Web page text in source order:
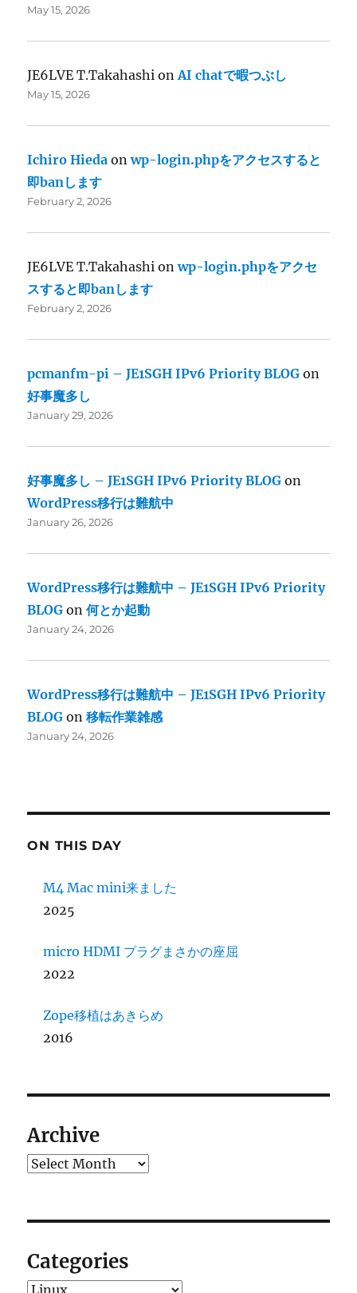
May 15, 2026
JE6LVE T.Takahashi onAI chatで暇つぶし
May 15, 2026
Ichiro Hieda onwp-login.phpをアクセスすると
即banします
February 2, 2026
JE6LVE T.Takahashi onwp-login.phpをアクセ
スすると即banします
February 2, 2026
pcmanfm-pi – JE1SGH IPv6 Priority BLOG on
好事魔多し
January 29, 2026
好事魔多し – JE1SGH IPv6 Priority BLOG on
WordPress移行は難航中
January 26, 2026
WordPress移行は難航中 – JE1SGH IPv6 Priority
BLOG on何とか起動
January 24, 2026
WordPress移行は難航中 – JE1SGH IPv6 Priority
BLOG on移転作業雑感
January 24, 2026
ON THIS DAY
M4 Mac mini来ました
2025
micro HDMI プラグまさかの座屈
2022
Zope移植はあきらめ
2016
Archive
Archives
Categories
Categories